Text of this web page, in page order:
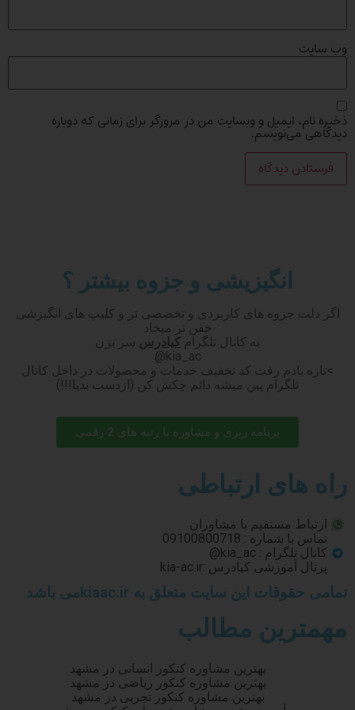
وب‌ سایت
ذخیره نام، ایمیل و وبسایت من در مرورگر برای زمانی که دوباره
دیدگاهی می‌نویسم.
انگیزیشی و جزوه بیشتر ؟
اگر دلت جزوه های کاربردی و تخصصی تر و کلیپ های انگیزشی
خفن تر میخاد
به کانال تلگرام کیادرس سر بزن
kia_ac@
>تازه یادم رفت کد تخفیف خدمات و محصولات در داخل کانال
تلگرام پین میشه دائم چکش کن (ازدست ندیا!!!)
برنامه ریزی و مشاوره با رتبه های 2 رقمی
راه های ارتباطی
ارتباط مستقیم با مشاوران
تماس با شماره : 09100800718
کانال تلگرام : kia_ac@
پرتال آموزشی کیادرس :kia-ac.ir
تمامی حقوقات این سایت متعلق به kiaac.irمی باشد
مهمترین مطالب
بهترین مشاوره کنکور انسانی در مشهد
بهترین مشاوره کنکور ریاضی در مشهد
بهترین مشاوره کنکور تجربی در مشهد